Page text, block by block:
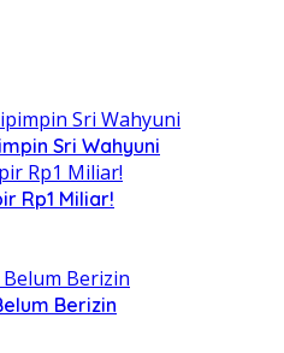
Sri Wahyuni
Rp1 Miliar!
Berizin